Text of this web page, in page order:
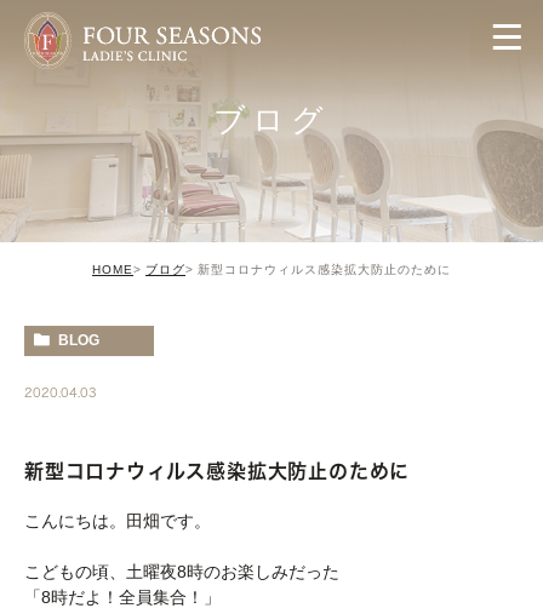
ブログ
HOME ブログ 新型コロナウィルス感染拡大防止のために
BLOG
2020.04.03
新型コロナウィルス感染拡大防止のために
こんにちは。田畑です。
こどもの頃、土曜夜8時のお楽しみだった
「8時だよ！全員集合！」